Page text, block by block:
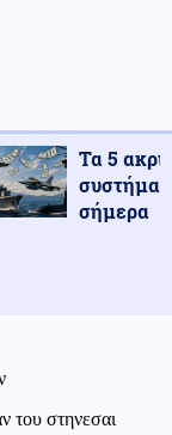
Τα 5
σήμερα